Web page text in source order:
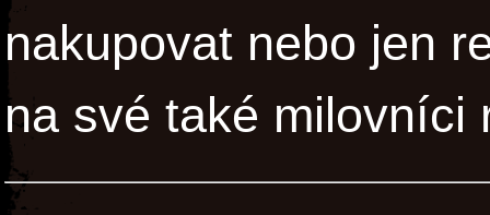
nakupovat nebo jen
na své také milovníci